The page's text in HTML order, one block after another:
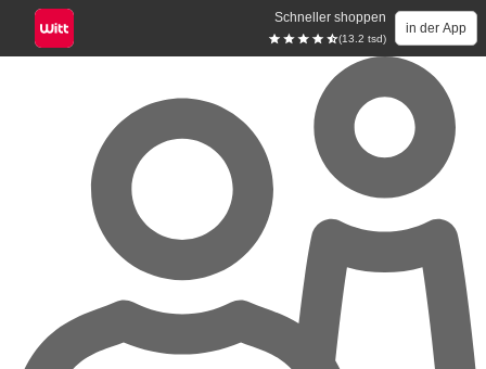
Schneller shoppen
(13.2 tsd)
in der App